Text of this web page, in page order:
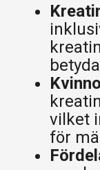
vilket
för